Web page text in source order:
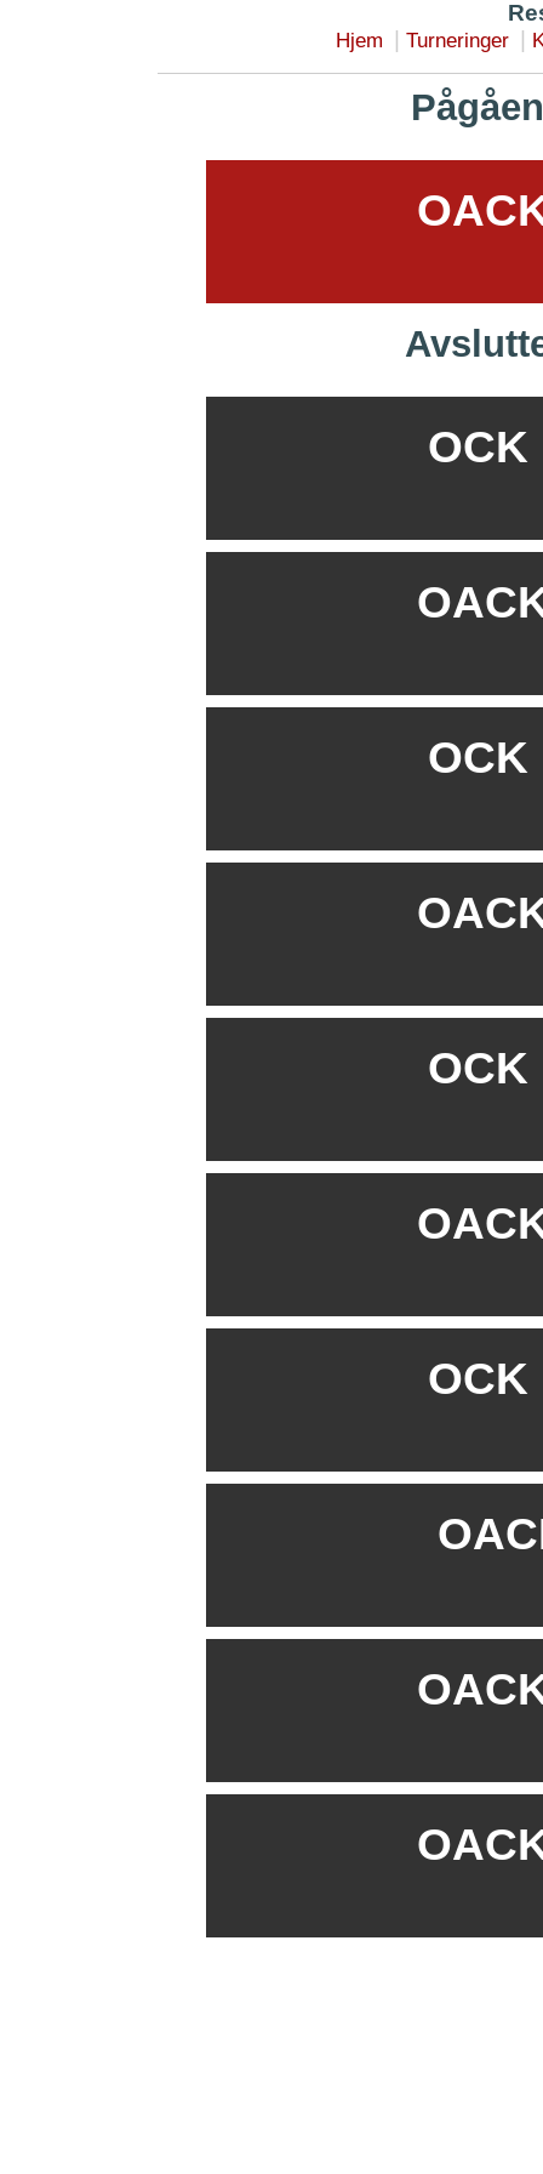
Hjem Turneringer